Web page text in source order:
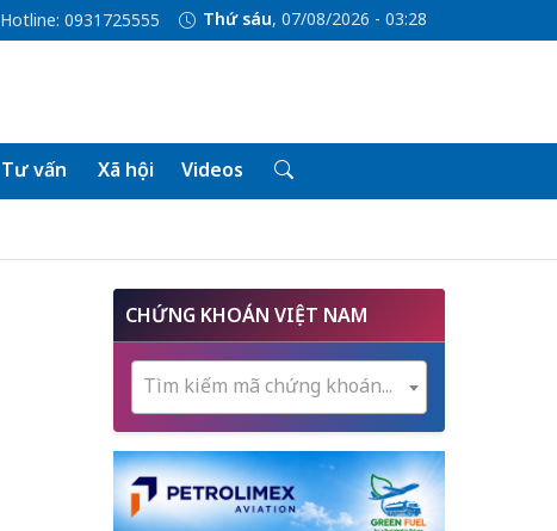
Hotline: 0931725555 Thứ sáu, 07/08/2026 - 03:28
Tư vấn Xã hội Videos
CHỨNG KHOÁN VIỆT NAM
Tìm kiếm mã chứng khoán...